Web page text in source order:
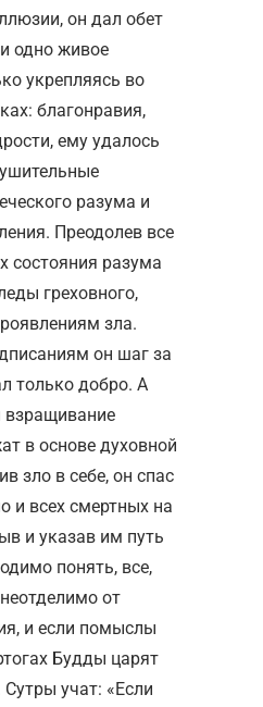
он дал обет
одно живое
укрепляясь во
благонравия,
ему удалось
разума и
Преодолев все
состояния разума
греховного,
зла.
он шаг за
только добро. А
взращивание
в основе духовной
зло в себе, он спас
и всех смертных на
и указав им путь
понять, все,
от
и если помыслы
Будды царят
учат: «Если